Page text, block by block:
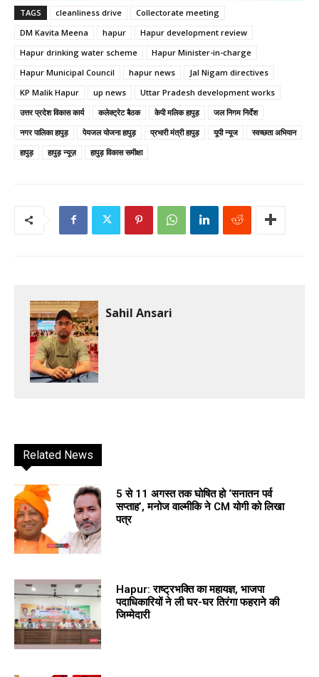
TAGS cleanliness drive
Collectorate meeting
DM Kavita Meena
hapur
Hapur development review
Hapur drinking water scheme
Hapur Minister-in-charge
Hapur Municipal Council
hapur news
Jal Nigam directives
KP Malik Hapur
up news
Uttar Pradesh development works
उत्तर प्रदेश विकास कार्य
कलेक्ट्रेट बैठक केपी मलिक हापुड़
जल निगम निर्देश
नगर पालिका हापुड़
पेयजल योजना हापुड़ प्रभारी मंत्री हापुड़ यूपी न्यूज
स्वच्छता अभियान
हापुड़
हापुड़ न्यूज़ हापुड़ विकास समीक्षा
Sahil Ansari
Related News
5 से 11 अगस्त तक घोषित हो ‘सनातन पर्व
सप्ताह’, मनोज वाल्मीकि ने CM योगी को लिखा
पत्र
Hapur: राष्ट्रभक्ति का महायज्ञ, भाजपा
पदाधिकारियों ने ली घर-घर तिरंगा फहराने की
जिम्मेदारी